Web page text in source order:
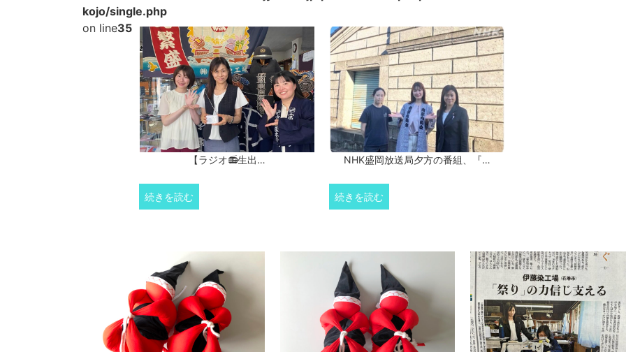
kojo/single.php
on line35
【ラジオ📻生出…
続きを読む
NHK盛岡放送局夕方の番組、『…
続きを読む